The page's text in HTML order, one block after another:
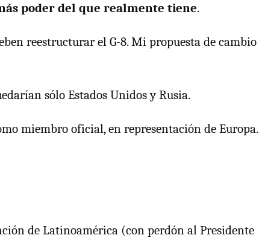
poder del que realmente tiene.
reestructurar el G-8. Mi propuesta de cambio
sólo Estados Unidos y Rusia.
miembro oficial, en representación de Europa.
de Latinoamérica (con perdón al Presidente